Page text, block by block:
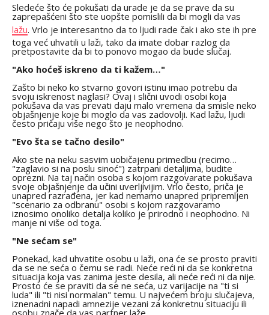
Sledeće što će pokušati da urade je da se prave da su
zaprepašćeni što ste uopšte pomislili da bi mogli da vas
lažu. Vrlo je interesantno da to ljudi rade čak i ako ste ih pre
toga već uhvatili u laži, tako da imate dobar razlog da
pretpostavite da bi to ponovo mogao da bude slučaj.
"Ako hoćeš iskreno da ti kažem…"
Zašto bi neko ko stvarno govori istinu imao potrebu da
svoju iskrenost naglasi? Ovaj i slični uvodi osobi koja
pokušava da vas prevati daju malo vremena da smisle neko
objašnjenje koje bi moglo da vas zadovolji. Kad lažu, ljudi
često pričaju više nego što je neophodno.
"Evo šta se tačno desilo"
Ako ste na neku sasvim uobičajenu primedbu (recimo…
"zaglavio si na poslu sinoć") zatrpani detaljima, budite
oprezni. Na taj način osoba s kojom razgovarate pokušava
svoje objašnjenje da učini uverljivijim. Vrlo često, priča je
unapred razrađena, jer kad nemamo unapred pripremljen
"scenario za odbranu" osobi s kojom razgovaramo
iznosimo onoliko detalja koliko je prirodno i neophodno. Ni
manje ni više od toga.
"Ne sećam se"
Ponekad, kad uhvatite osobu u laži, ona će se prosto praviti
da se ne seća o čemu se radi. Neće reći ni da se konkretna
situacija koja vas zanima jeste desila, ali neće reći ni da nije.
Prosto će se praviti da se ne seća, uz varijacije na "ti si
luda" ili "ti nisi normalan" temu. U najvećem broju slučajeva,
iznenadni napadi amnezije vezani za konkretnu situaciju ili
osobu znače da vas partner laže.